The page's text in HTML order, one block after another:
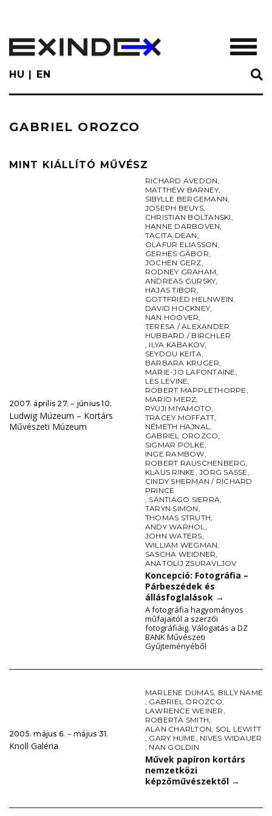
main
content
HU EN
GABRIEL OROZCO
MINT KIÁLLÍTÓ MŰVÉSZ
2007. április 27. ‒ június 10.
Ludwig Múzeum – Kortárs
Művészeti Múzeum
RICHARD AVEDON,
MATTHEW BARNEY,
SIBYLLE BERGEMANN,
JOSEPH BEUYS,
CHRISTIAN BOLTANSKI,
HANNE DARBOVEN,
TACITA DEAN,
OLAFUR ELIASSON,
GERHES GÁBOR,
JOCHEN GERZ,
RODNEY GRAHAM,
ANDREAS GURSKY,
HAJAS TIBOR,
GOTTFRIED HELNWEIN,
DAVID HOCKNEY,
NAN HOOVER,
TERESA / ALEXANDER
HUBBARD / BIRCHLER
, ILYA KABAKOV,
SEYDOU KEITA,
BARBARA KRUGER,
MARIE-JO LAFONTAINE,
LES LEVINE,
ROBERT MAPPLETHORPE,
MARIO MERZ,
RYUJI MIYAMOTO,
TRACEY MOFFATT,
NÉMETH HAJNAL,
GABRIEL OROZCO,
SIGMAR POLKE,
INGE RAMBOW,
ROBERT RAUSCHENBERG,
KLAUS RINKE,JÖRG SASSE,
CINDY SHERMAN / RICHARD
PRINCE
, SANTIAGO SIERRA,
TARYN SIMON,
THOMAS STRUTH,
ANDY WARHOL,
JOHN WATERS,
WILLIAM WEGMAN,
SASCHA WEIDNER,
ANATOLIJ ZSURAVLJOV
Koncepció: Fotográfia –
Párbeszédek és
állásfoglalások →
A fotográfia hagyományos
műfajaitól a szerzői
fotográfiáig. Válogatás a DZ
BANK Művészeti
Gyűjteményéből
2005. május 6. ‒ május 31.
Knoll Galéria
MARLENE DUMAS, BILLY NAME
, GABRIEL OROZCO,
LAWRENCE WEINER,
ROBERTA SMITH,
ALAN CHARLTON, SOL LEWITT
, GARY HUME, NIVES WIDAUER
, NAN GOLDIN
Művek papíron kortárs
nemzetközi
képzőművészektől →